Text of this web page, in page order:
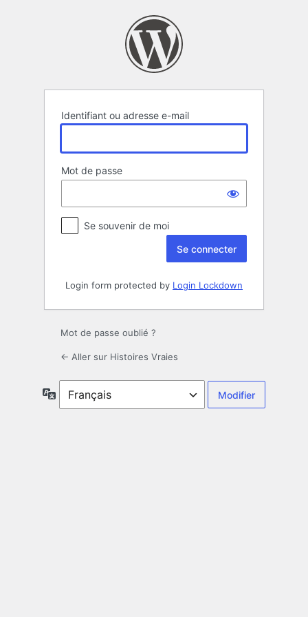
Identifiant ou adresse e-mail
Mot de passe
Se souvenir de moi
Login form protected by Login Lockdown
Mot de passe oublié ?
← Aller sur Histoires Vraies
Langue